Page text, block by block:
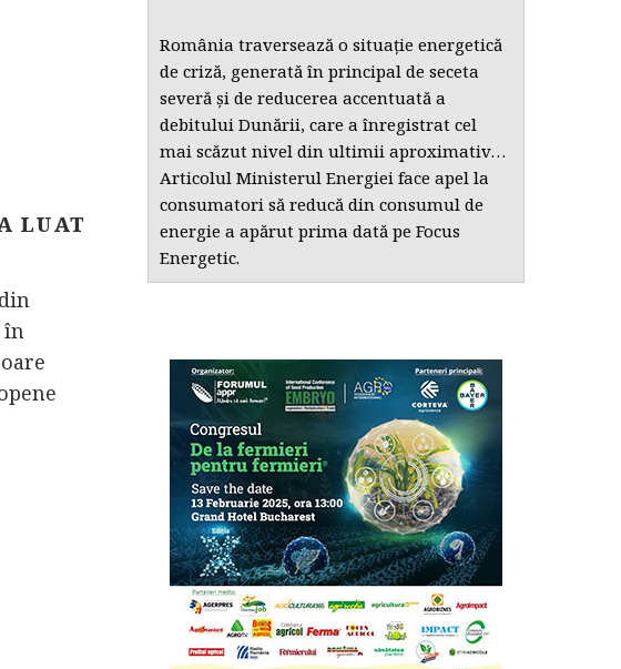
LUAT
în
România traversează o situație energetică
de criză, generată în principal de seceta
severă și de reducerea accentuată a
debitului Dunării, care a înregistrat cel
mai scăzut nivel din ultimii aproximativ…
Articolul Ministerul Energiei face apel la
consumatori să reducă din consumul de
energie a apărut prima dată pe Focus
Energetic.